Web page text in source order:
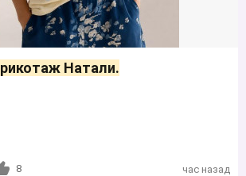
Натали.
8 час назад